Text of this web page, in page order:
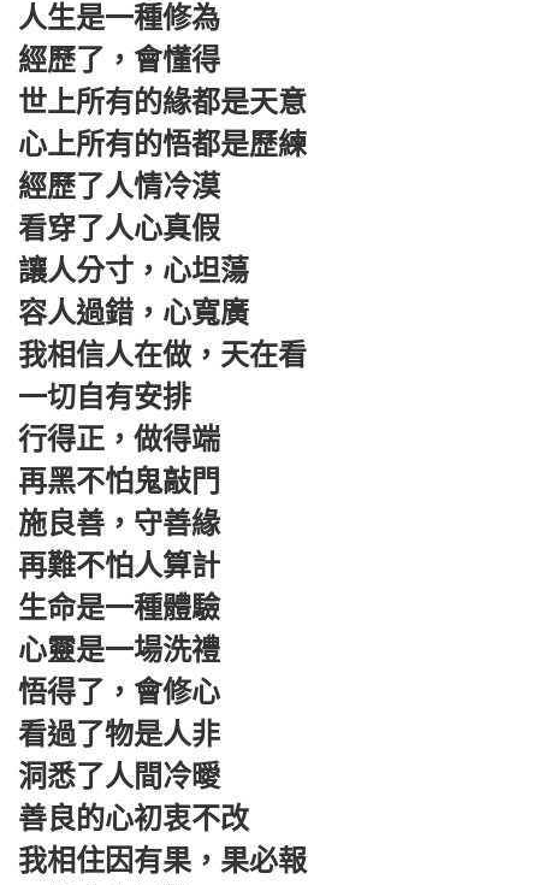
人生是一種修為
經歷了，會懂得
世上所有的緣都是天意
心上所有的悟都是歷練
經歷了人情冷漠
看穿了人心真假
讓人分寸，心坦蕩
容人過錯，心寬廣
我相信人在做，天在看
一切自有安排
行得正，做得端
再黑不怕鬼敲門
施良善，守善緣
再難不怕人算計
生命是一種體驗
心靈是一場洗禮
悟得了，會修心
看過了物是人非
洞悉了人間冷曖
善良的心初衷不改
我相住因有果，果必報